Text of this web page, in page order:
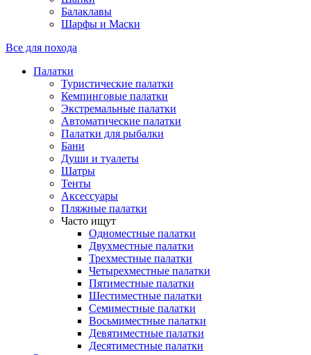
Балаклавы
Шарфы и Маски
Все для похода
Палатки
Туристические палатки
Кемпинговые палатки
Экстремальные палатки
Автоматические палатки
Палатки для рыбалки
Бани
Души и туалеты
Шатры
Тенты
Аксессуары
Пляжные палатки
Часто ищут
Одноместные палатки
Двухместные палатки
Трехместные палатки
Четырехместные палатки
Пятиместные палатки
Шестиместные палатки
Семиместные палатки
Восьмиместные палатки
Девятиместные палатки
Десятиместные палатки